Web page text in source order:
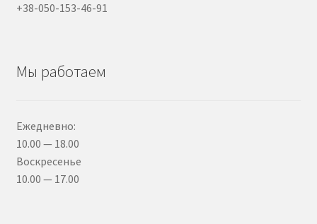
+38-050-153-46-91
Мы работаем
Ежедневно:
10.00 — 18.00
Воскресенье
10.00 — 17.00